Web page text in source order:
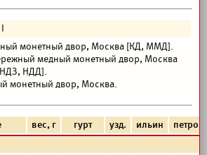
монетный двор, Москва [КД, ММД].
медный монетный двор, Москва
НДД].
монетный двор, Москва.
вес, г гурт узд. ильин
петров